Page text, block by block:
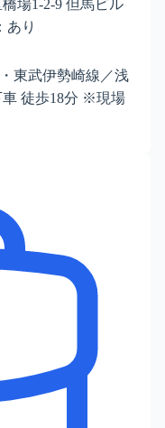
場1-2-9 但馬ビル
あり
東武伊勢崎線／浅
車 徒歩18分 ※現場